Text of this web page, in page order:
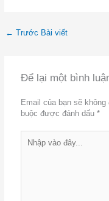
← Trước Bài viết
Để lại một bình
Email của bạn sẽ
buộc được đánh dấu*
vào